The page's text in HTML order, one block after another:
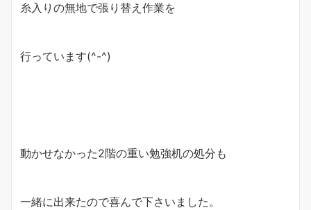
糸入りの無地で張り替え作業を
行っています(^-^)
動かせなかった2階の重い勉強机の処分も
一緒に出来たので喜んで下さいました。